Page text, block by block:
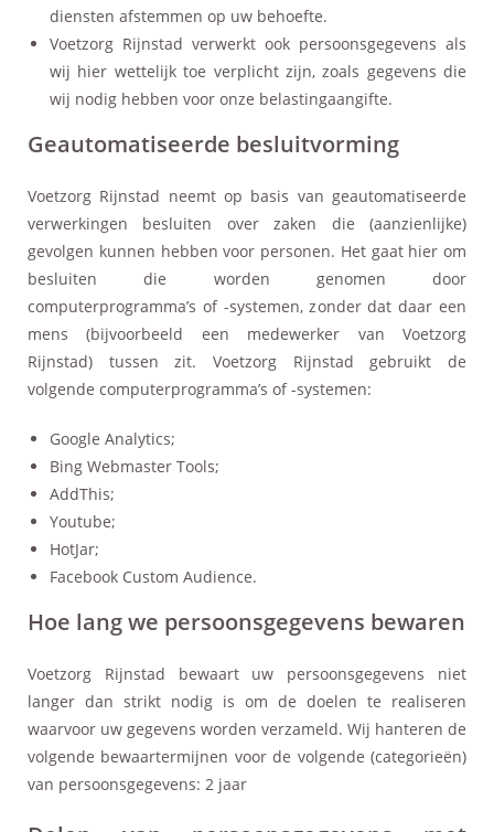
diensten afstemmen op uw behoefte.
Voetzorg Rijnstad verwerkt ook persoonsgegevens als
wij hier wettelijk toe verplicht zijn, zoals gegevens die
wij nodig hebben voor onze belastingaangifte.
Geautomatiseerde besluitvorming
Voetzorg Rijnstad neemt op basis van geautomatiseerde
verwerkingen besluiten over zaken die (aanzienlijke)
gevolgen kunnen hebben voor personen. Het gaat hier om
besluiten die worden genomen door
computerprogramma’s of -systemen, zonder dat daar een
mens (bijvoorbeeld een medewerker van Voetzorg
Rijnstad) tussen zit. Voetzorg Rijnstad gebruikt de
volgende computerprogramma’s of -systemen:
Google Analytics;
Bing Webmaster Tools;
AddThis;
Youtube;
HotJar;
Facebook Custom Audience.
Hoe lang we persoonsgegevens bewaren
Voetzorg Rijnstad bewaart uw persoonsgegevens niet
langer dan strikt nodig is om de doelen te realiseren
waarvoor uw gegevens worden verzameld. Wij hanteren de
volgende bewaartermijnen voor de volgende (categorieën)
van persoonsgegevens: 2 jaar